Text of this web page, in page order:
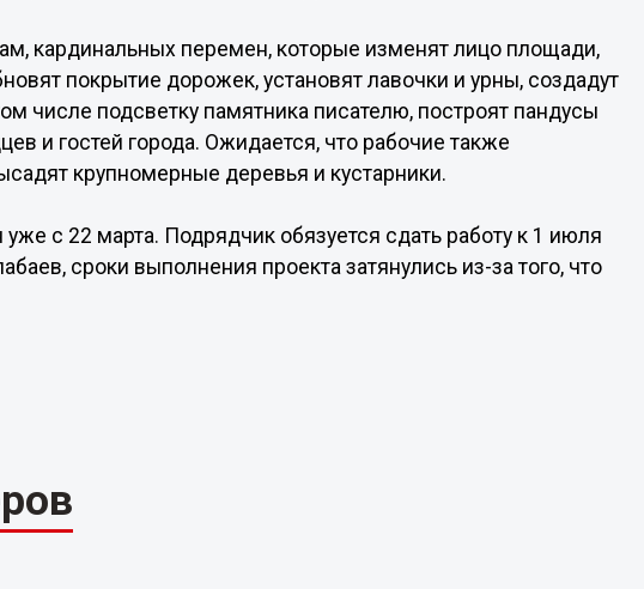
кардинальных перемен, которые изменят лицо площади,
покрытие дорожек, установят лавочки и урны, создадут
числе подсветку памятника писателю, построят пандусы
и гостей города. Ожидается, что рабочие также
крупномерные деревья и кустарники.
с 22 марта. Подрядчик обязуется сдать работу к 1 июля
сроки выполнения проекта затянулись из-за того, что